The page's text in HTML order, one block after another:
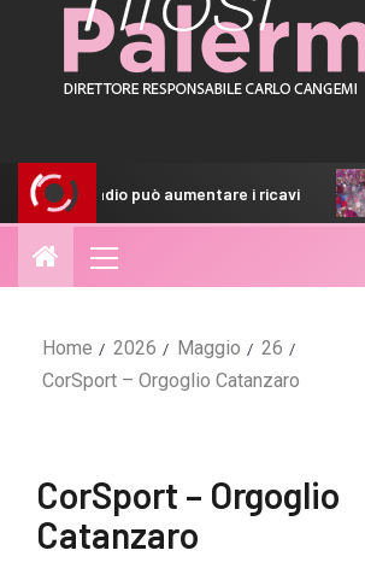
può aumentare i ricavi Catania,
Home 2026 Maggio
26
CorSport – Orgoglio Catanzaro
CorSport – Orgoglio
Catanzaro